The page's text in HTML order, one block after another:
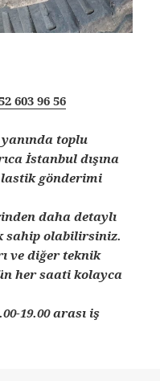
603 96 56
yanında toplu
İstanbul dışına
lastik gönderimi
daha detaylı
sahip olabilirsiniz.
ve diğer teknik
her saati kolayca
19.00 arası iş